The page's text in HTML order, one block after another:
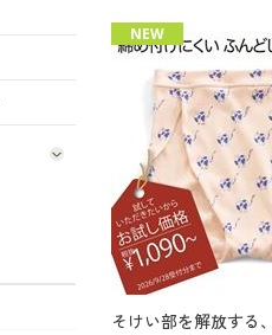
NEW
そけい部を解放する